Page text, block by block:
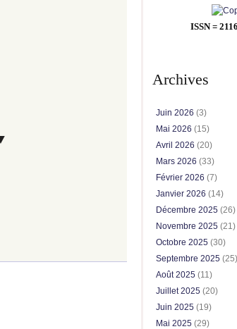
ISSN =
Archives
Juin 2026 (3)
Mai 2026 (15)
Avril 2026 (20)
Mars 2026 (33)
Février 2026 (7)
Janvier 2026 (14)
Décembre 2025 (26)
Novembre 2025 (21)
Octobre 2025 (30)
Septembre 2025 (25)
Août 2025 (11)
Juillet 2025 (20)
Juin 2025 (19)
Mai 2025 (29)